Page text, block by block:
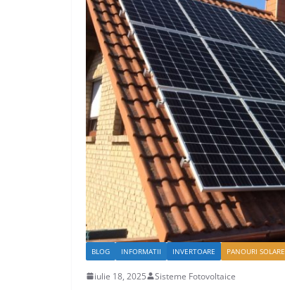
BLOG INFORMATII INVERTOARE PANOURI SOLARE
iulie 18, 2025 Sisteme Fotovoltaice